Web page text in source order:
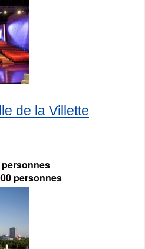
de la Villette
personnes
personnes